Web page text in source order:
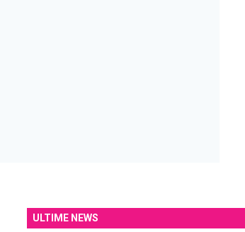
ULTIME NEWS